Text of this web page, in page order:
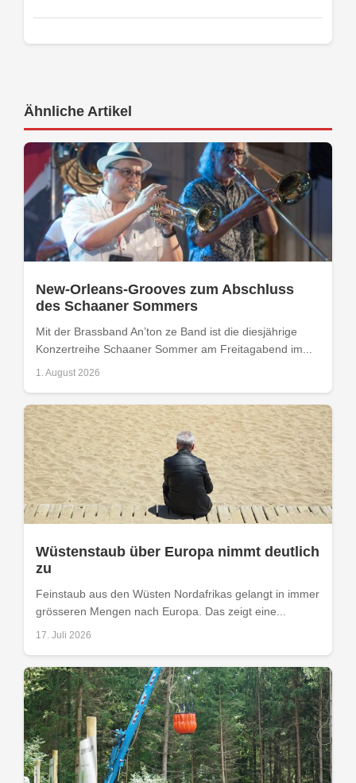
Ähnliche Artikel
New-Orleans-Grooves zum Abschluss
des Schaaner Sommers
Mit der Brassband An’ton ze Band ist die diesjährige
Konzertreihe Schaaner Sommer am Freitagabend im...
1. August 2026
Wüstenstaub über Europa nimmt deutlich
zu
Feinstaub aus den Wüsten Nordafrikas gelangt in immer
grösseren Mengen nach Europa. Das zeigt eine...
17. Juli 2026